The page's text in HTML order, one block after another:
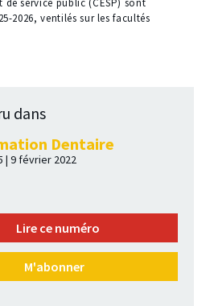
service public (CESP) sont
2026, ventilés sur les facultés
dans
Dentaire
| 9 février 2022
Lire ce numéro
M'abonner